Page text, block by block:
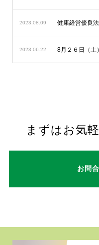
2023.08.09 健康経営優良
2023.06.22 8月２６日（土
まずはお気
お問